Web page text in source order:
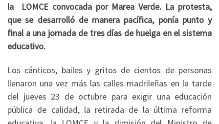
la LOMCE convocada por Marea Verde. La protesta,
que se desarrolló de manera pacífica, ponía punto y
final a una jornada de tres días de huelga en el sistema
educativo.
Los cánticos, bailes y gritos de cientos de personas
llenaron una vez más las calles madrileñas en la tarde
del jueves 23 de octubre para exigir una educación
pública de calidad, la retirada de la última reforma